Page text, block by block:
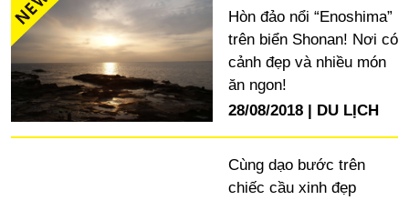
Hòn đảo nổi “Enoshima”
trên biển Shonan! Nơi có
cảnh đẹp và nhiều món
ăn ngon!
28/08/2018
DU LỊCH
Cùng dạo bước trên
chiếc cầu xinh đẹp